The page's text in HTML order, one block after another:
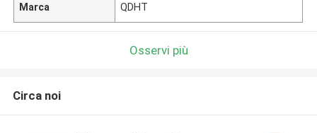
Marca QDHT
Osservi più
Circa noi